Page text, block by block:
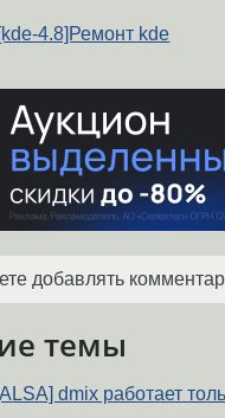
4.8]Ремонт kde
добавлять
темы
[ALSA] dmix работает